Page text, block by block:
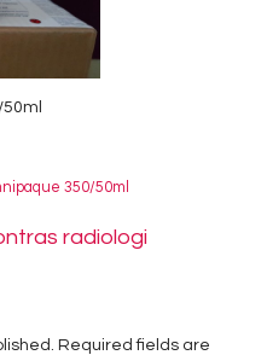
350/50ml
radiologi
Required fields are